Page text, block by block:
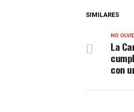
SIMILARES
NO
La
con